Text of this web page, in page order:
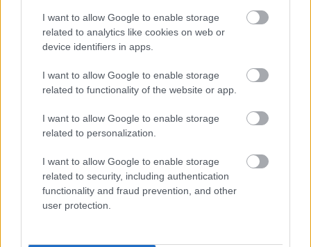
I want to allow Google to enable storage
related to analytics like cookies on web or
device identifiers in apps.
I want to allow Google to enable storage
related to functionality of the website or app.
I want to allow Google to enable storage
related to personalization.
I want to allow Google to enable storage
related to security, including authentication
functionality and fraud prevention, and other
user protection.
Wynik meczu Janovia Janowiec - Orły Ruda znajdziesz na naszej stronie
zaraz po jego zakończeniu. Jeżeli szukasz informacji meczowych, zajrzyj
Janovia Janowiec vs. Orły Ruda - wynik, składy, strzelcy
Jeżeli w internecie lub TV dostępna jest
albo innych spotkań Rzeszów > Klasa
B, gr. VI na pewno znajdziesz takie informacje na naszym portalu. Możliwe
jednak, że nigdzie nie pojawi się stream online z tego pojedynku. Śledź
Asseco Resovia| Developres Rzeszów |ITA TOOLS Stal Mielec
Cellfast Wilki Krosno| Texom Stal Rzeszów|Stal Mielec
Motor Lublin|Stal Rzeszów| Stal Stalowa Wola|Wisła Kraków
Resovia|Wieczysta Kraków